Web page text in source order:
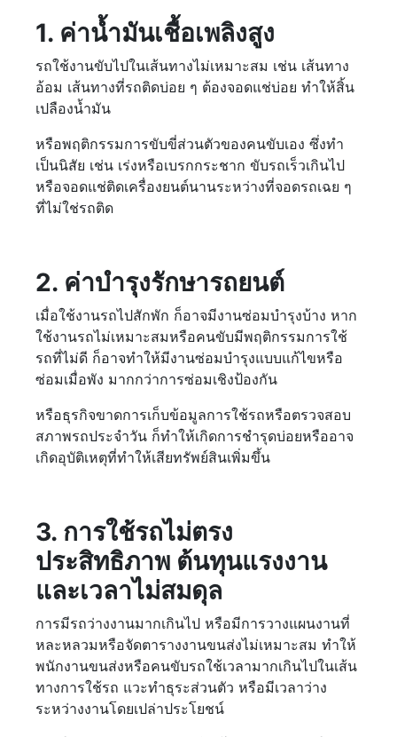
1. ค่าน้ำมันเชื้อเพลิงสูง
รถใช้งานขับไปในเส้นทางไม่เหมาะสม เช่น เส้นทาง
อ้อม เส้นทางที่รถติดบ่อย ๆ ต้องจอดแช่บ่อย ทำให้สิ้น
เปลืองน้ำมัน
หรือพฤติกรรมการขับขี่ส่วนตัวของคนขับเอง ซึ่งทำ
เป็นนิสัย เช่น เร่งหรือเบรกกระชาก ขับรถเร็วเกินไป
หรือจอดแช่ติดเครื่องยนต์นานระหว่างที่จอดรถเฉย ๆ
ที่ไม่ใช่รถติด
2. ค่าบำรุงรักษารถยนต์
เมื่อใช้งานรถไปสักพัก ก็อาจมีงานซ่อมบำรุงบ้าง หาก
ใช้งานรถไม่เหมาะสมหรือคนขับมีพฤติกรรมการใช้
รถที่ไม่ดี ก็อาจทำให้มีงานซ่อมบำรุงแบบแก้ไขหรือ
ซ่อมเมื่อพัง มากกว่าการซ่อมเชิงป้องกัน
หรือธุรกิจขาดการเก็บข้อมูลการใช้รถหรือตรวจสอบ
สภาพรถประจำวัน ก็ทำให้เกิดการชำรุดบ่อยหรืออาจ
เกิดอุบัติเหตุที่ทำให้เสียทรัพย์สินเพิ่มขึ้น
3. การใช้รถไม่ตรง
ประสิทธิภาพ ต้นทุนแรงงาน
และเวลาไม่สมดุล
การมีรถว่างงานมากเกินไป หรือมีการวางแผนงานที่
หละหลวมหรือจัดตารางงานขนส่งไม่เหมาะสม ทำให้
พนักงานขนส่งหรือคนขับรถใช้เวลามากเกินไปในเส้น
ทางการใช้รถ แวะทำธุระส่วนตัว หรือมีเวลาว่าง
ระหว่างงานโดยเปล่าประโยชน์